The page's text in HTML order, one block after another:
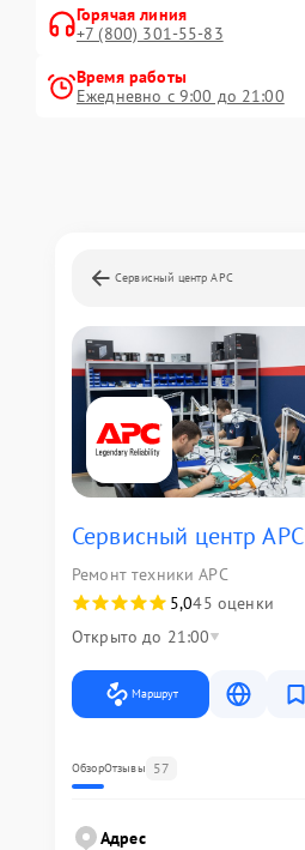
Горячая линия
+7 (800) 301-55-83
Время работы
Ежедневно с 9:00 до 21:00
Сервисный центр APC
Сервисный центр APC
Ремонт техники APC
5,045 оценки
Открыто до 21:00
Маршрут
ОбзорОтзывы 57
Адрес